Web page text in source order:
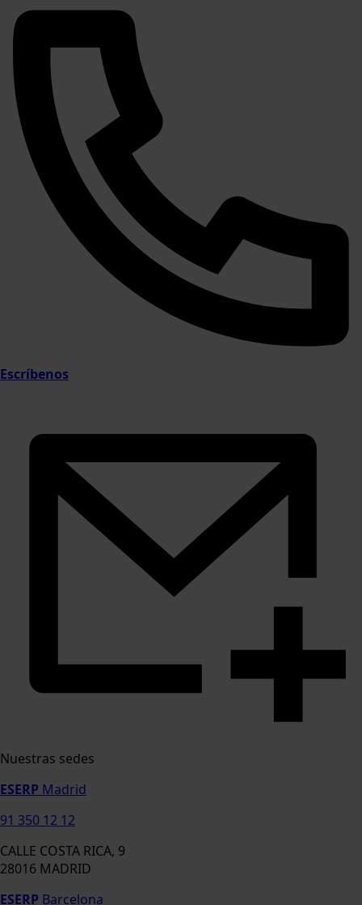
Escríbenos
Nuestras sedes
ESERP Madrid
91 350 12 12
CALLE COSTA RICA, 9
28016 MADRID
ESERP Barcelona